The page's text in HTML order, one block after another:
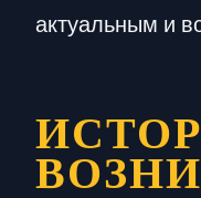
актуальным и